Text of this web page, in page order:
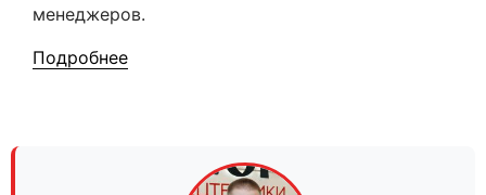
менеджеров.
Подробнее